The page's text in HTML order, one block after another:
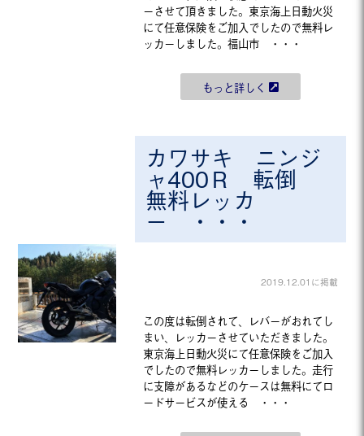
ーさせて頂きました。東京海上日動火災
にて任意保険をご加入でしたので無料レ
ッカーしました。福山市 ・・・
もっと詳しく
カワサキ ニンジ
ャ400Ｒ 転倒
無料レッカ
ー ・・・
2019.12.01に掲載
この度は転倒されて、レバーがおれてし
まい、レッカーさせていただきました。
東京海上日動火災にて任意保険をご加入
でしたので無料レッカーしました。走行
に支障があるなどのケースは無料にてロ
ードサービスが使える ・・・